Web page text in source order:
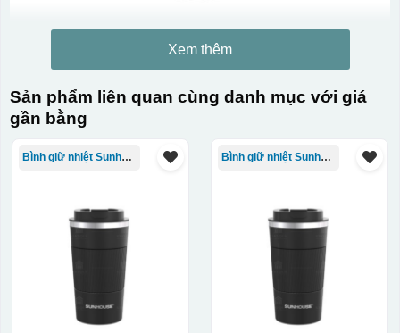
Xem thêm
Sản phẩm liên quan cùng danh mục với giá
gần bằng
Bình giữ nhiệt Sunhouse Bình giữ nhiệt Sunhouse